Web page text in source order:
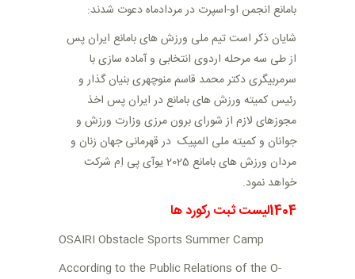
بامانع انجمن او-اسپرت در مردادماه دعوت شدند:
شایان ذکر است تیم ملی ورزش های بامانع ایران پس
از طی سه مرحله اردوی انتخابی و آماده سازی با
سرمربیگری دکتر محمد قاسم منوچهری بنیان گذار و
رئیس کمیته ورزش های بامانع در ایران پس اخذ
مجوزهای لازم از شورای برون مرزی وزارت ورزش و
جوانان و کمیته ملی المپیک در قهرمانی جهان زنان و
مردان ورزش های بامانع 2025 یوآی پی اِم شرکت
خواهد نمود.
1404لیست ثبت رکورد ها
OSAIRI Obstacle Sports Summer Camp
According to the Public Relations of the O-